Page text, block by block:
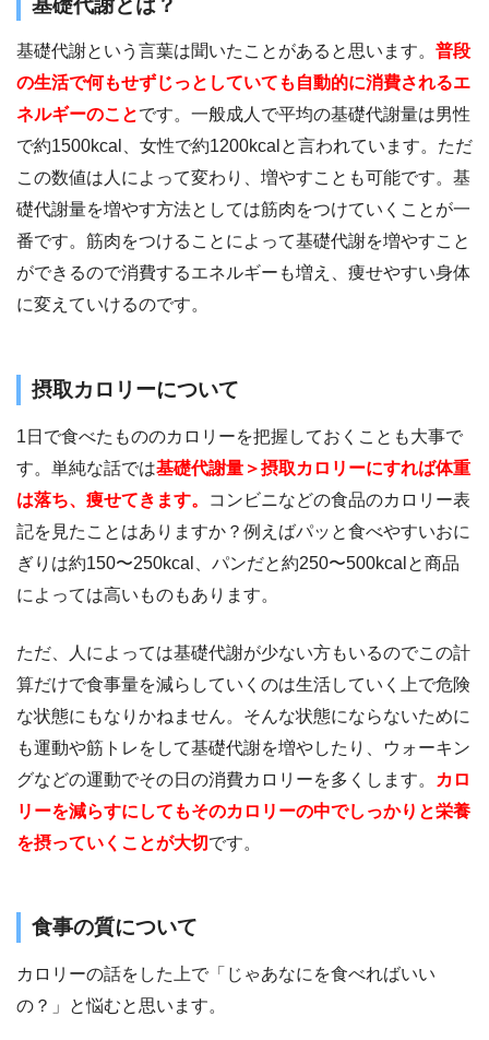
基礎代謝とは？
基礎代謝という言葉は聞いたことがあると思います。 普段
の生活で何もせずじっとしていても自動的に消費されるエ
ネルギーのことです。一般成人で平均の基礎代謝量は男性
で約1500kcal、女性で約1200kcalと言われています。ただ
この数値は人によって変わり、増やすことも可能です。基
礎代謝量を増やす方法としては筋肉をつけていくことが一
番です。筋肉をつけることによって基礎代謝を増やすこと
ができるので消費するエネルギーも増え、痩せやすい身体
に変えていけるのです。
摂取カロリーについて
1日で食べたもののカロリーを把握しておくことも大事で
す。単純な話では基礎代謝量＞摂取カロリーにすれば体重
は落ち、痩せてきます。
コンビニなどの食品のカロリー表
記を見たことはありますか？例えばパッと食べやすいおに
ぎりは約150〜250kcal、パンだと約250〜500kcalと商品
によっては高いものもあります。
ただ、人によっては基礎代謝が少ない方もいるのでこの計
算だけで食事量を減らしていくのは生活していく上で危険
な状態にもなりかねません。そんな状態にならないために
も運動や筋トレをして基礎代謝を増やしたり、ウォーキン
グなどの運動でその日の消費カロリーを多くします。
カロ
リーを減らすにしてもそのカロリーの中でしっかりと栄養
を摂っていくことが大切です。
食事の質について
カロリーの話をした上で「じゃあなにを食べればいい
の？」と悩むと思います。